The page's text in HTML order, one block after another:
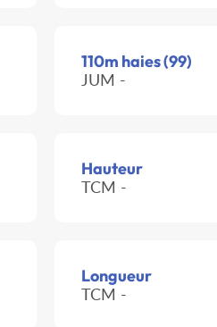
110m haies (99)
JUM -
Hauteur
TCM -
Longueur
TCM -